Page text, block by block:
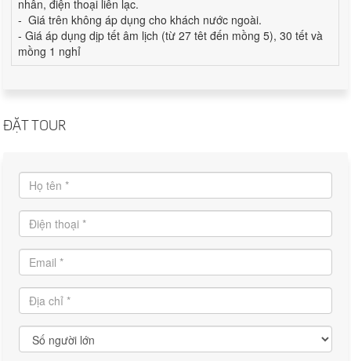
nhân, điện thoại liên lạc.
- Giá trên không áp dụng cho khách nước ngoài.
- Giá áp dụng dịp tết âm lịch (từ 27 têt đến mồng 5), 30 tết và
mồng 1 nghỉ
ĐẶT TOUR